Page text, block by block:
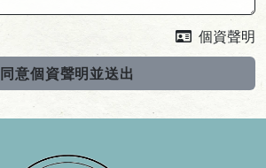
個資聲明
同意個資聲明並送出